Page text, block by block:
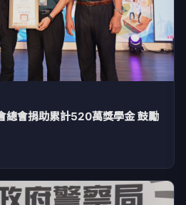
總會捐助累計520萬獎學金 鼓勵